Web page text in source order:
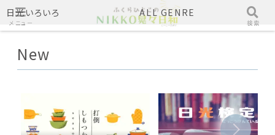
日光いろいろ ALL GENRE
New
メニュー 検索